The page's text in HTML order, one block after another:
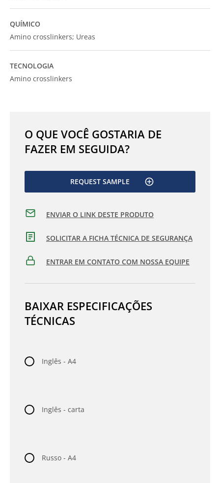
QUÍMICO
Amino crosslinkers; Ureas
TECNOLOGIA
Amino crosslinkers
O QUE VOCÊ GOSTARIA DE
FAZER EM SEGUIDA?
REQUEST SAMPLE
ENVIAR O LINK DESTE PRODUTO
SOLICITAR A FICHA TÉCNICA DE SEGURANÇA
ENTRAR EM CONTATO COM NOSSA EQUIPE
BAIXAR ESPECIFICAÇÕES
TÉCNICAS
Inglês - A4
Inglês - carta
Russo - A4